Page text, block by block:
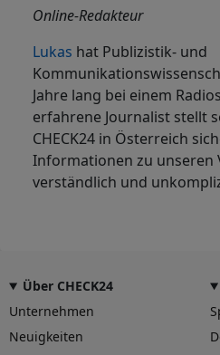
Online-Redakteur
Lukas hat Publizistik- und
Jahre lang bei einem
erfahrene Journalist stellt
CHECK24 in Österreich
Informationen zu unseren
verständlich und
Über CHECK24
Unternehmen
Neuigkeiten